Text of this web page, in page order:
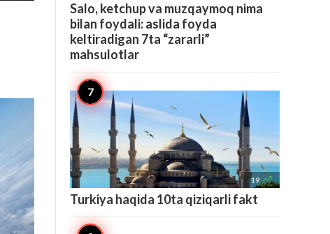
Salo, ketchup va muzqaymoq nima
bilan foydali: aslida foyda
keltiradigan 7ta “zararli”
mahsulotlar
19 
Turkiya haqida 10ta qiziqarli fakt